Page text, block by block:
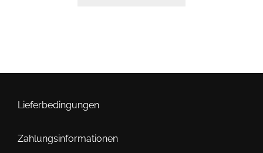
Lieferbedingungen
Zahlungsinformationen